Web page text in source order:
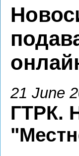
21 June
ГТРК.